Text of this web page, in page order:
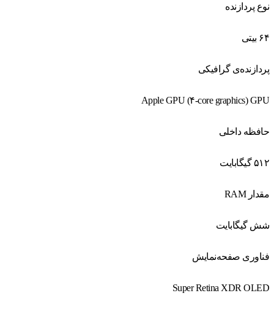
نوع پردازنده
۶۴ بیتی
پردازنده‌ی گرافیکی
Apple GPU (۴-core graphics) GPU
حافظه داخلی
۵۱۲ گیگابایت
مقدار RAM
شش گیگابایت
فناوری صفحه‌نمایش
Super Retina XDR OLED